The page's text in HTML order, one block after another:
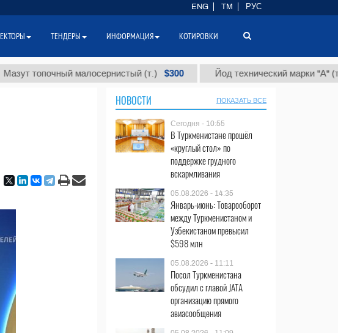
малосернистый (т.) $300 Йод технический марки "А" (т.) $86
НОВОСТИ ПОКАЗАТЬ ВСЕ
Сегодня - 10:55
В Туркменистане прошёл
«круглый стол» по
поддержке грудного
вскармливания
05.08.2026 - 14:35
Январь-июнь: Товарооборот
между Туркменистаном и
Узбекистаном превысил
$598 млн
05.08.2026 - 11:11
Посол Туркменистана
обсудил с главой JATA
организацию прямого
авиасообщения
ENG TM РУС
ТЕНДЕРЫ ИНФОРМАЦИЯ КОТИРОВКИ